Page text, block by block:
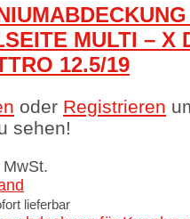
MULTI – X
12.5/19
oder Registrieren
sehen!
lieferbar